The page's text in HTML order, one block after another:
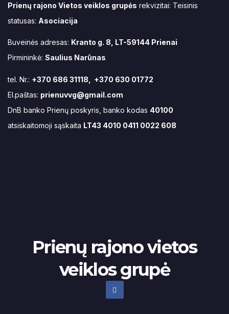
Prienų rajono Vietos veiklos grupės rekvizitai: Teisinis
statusas: Asociacija
Buveinės adresas: Kranto g. 8, LT-59144 Prienai
Pirmininkė: Saulius Narūnas
tel. Nr.: +370 686 31118, +370 630 01772
El.paštas: prienuvvg@gmail.com
DnB banko Prienų poskyris, banko kodas 40100
atsiskaitomoji sąskaita LT43 4010 0411 0022 608
Prienų rajono vietos
veiklos grupė